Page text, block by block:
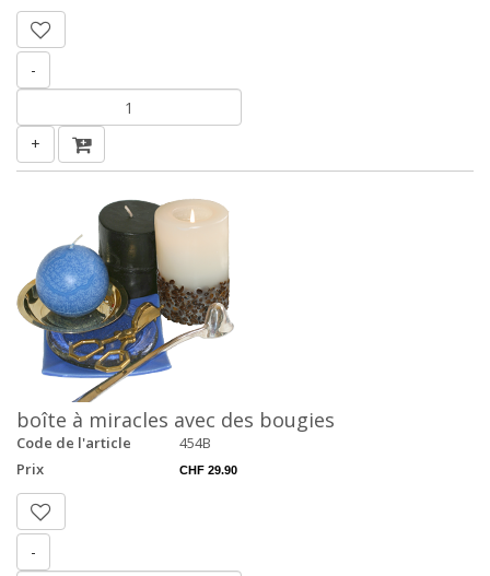
-
+
boîte à miracles avec des bougies
Code de l'article
454B
Prix
CHF 29.90
-